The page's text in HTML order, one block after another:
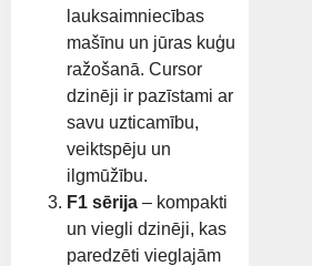
lauksaimniecības
mašīnu un jūras kuģu
ražošanā. Cursor
dzinēji ir pazīstami ar
savu uzticamību,
veiktspēju un
ilgmūžību.
F1 sērija – kompakti
un viegli dzinēji, kas
paredzēti vieglajām